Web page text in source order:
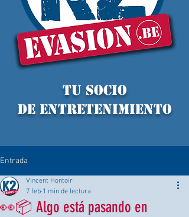
TU socio
de ENTRETENIMIENTO
Entrada
👀📦 Algo está pasando en
Vincent Hontoir
7 feb 1 min de lectura